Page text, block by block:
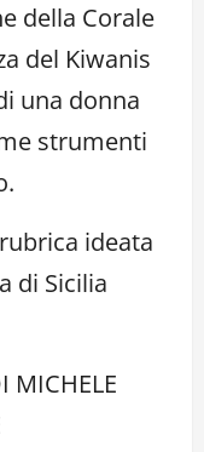
della Corale
del Kiwanis
una donna
strumenti
ideata
di Sicilia
MICHELE